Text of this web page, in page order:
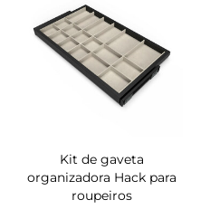
Kit de gaveta
organizadora Hack para
roupeiros